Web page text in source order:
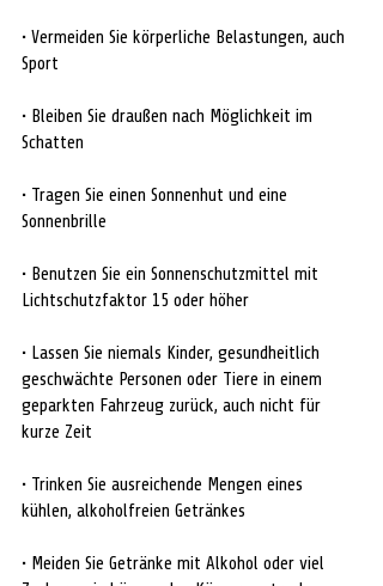
• Vermeiden Sie körperliche Belastungen, auch
Sport
• Bleiben Sie draußen nach Möglichkeit im
Schatten
• Tragen Sie einen Sonnenhut und eine
Sonnenbrille
• Benutzen Sie ein Sonnenschutzmittel mit
Lichtschutzfaktor 15 oder höher
• Lassen Sie niemals Kinder, gesundheitlich
geschwächte Personen oder Tiere in einem
geparkten Fahrzeug zurück, auch nicht für
kurze Zeit
• Trinken Sie ausreichende Mengen eines
kühlen, alkoholfreien Getränkes
• Meiden Sie Getränke mit Alkohol oder viel